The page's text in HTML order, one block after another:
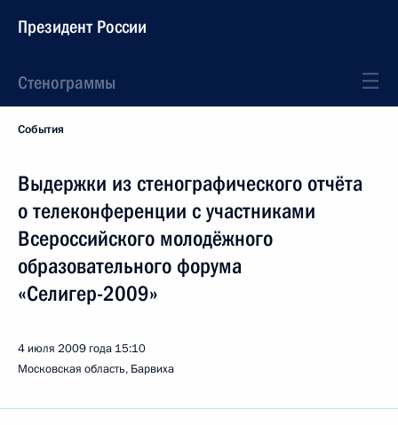
Президент России
Стенограммы
События
Выдержки из стенографического отчёта
о телеконференции с участниками
Всероссийского молодёжного
образовательного форума
«Селигер-2009»
4 июля 2009 года 15:10
Московская область, Барвиха